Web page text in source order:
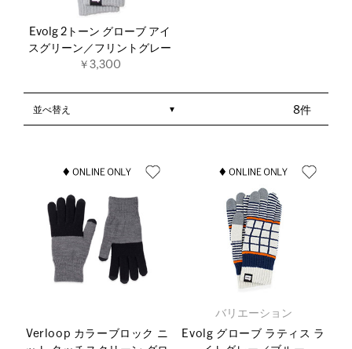
Evolg 2トーン グローブ アイ
スグリーン／フリントグレー
￥3,300
8件
並べ替え
Verloop カラーブロック ニ
バリエーション
Evolg グローブ ラティス ラ